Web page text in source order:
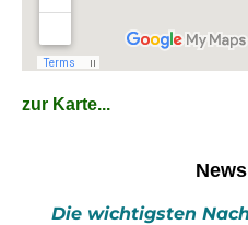
zur Karte...
Die wichtigsten